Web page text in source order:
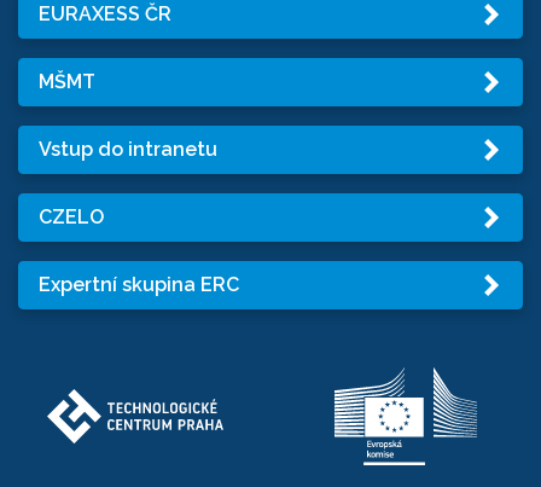
EURAXESS ČR
MŠMT
Vstup do intranetu
CZELO
Expertní skupina ERC